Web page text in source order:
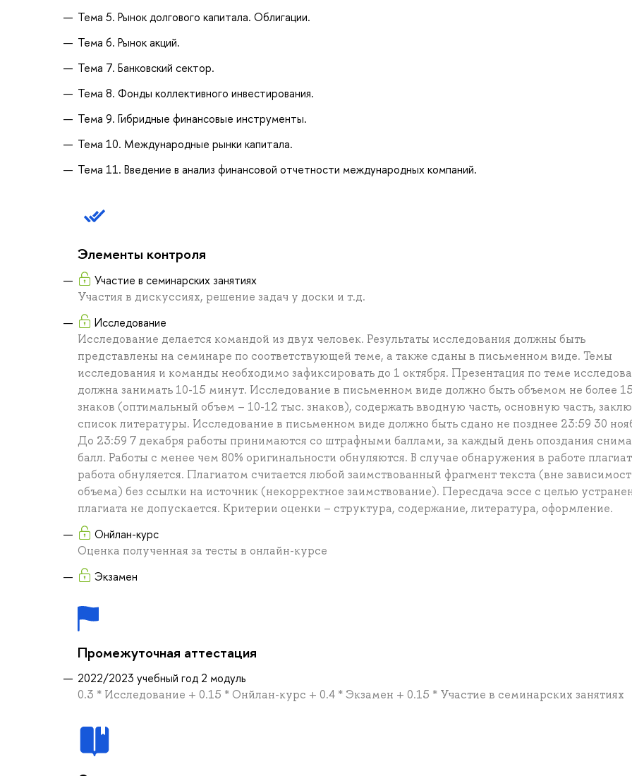
Тема 5. Рынок долгового капитала. Облигации.
Тема 6. Рынок акций.
Тема 7. Банковский сектор.
Тема 8. Фонды коллективного инвестирования.
Тема 9. Гибридные финансовые инструменты.
Тема 10. Международные рынки капитала.
Тема 11. Введение в анализ финансовой отчетности международных компаний.
Элементы контроля
Участие в семинарских занятиях
Участия в дискуссиях, решение задач у доски и т.д.
Исследование
Исследование делается командой из двух человек. Результаты исследования должны быть
представлены на семинаре по соответствующей теме, а также сданы в письменном виде. Темы
исследования и команды необходимо зафиксировать до 1 октября. Презентация по теме
должна занимать 10-15 минут. Исследование в письменном виде должно быть объемом не более
знаков (оптимальный объем – 10-12 тыс. знаков), содержать вводную часть, основную часть,
список литературы. Исследование в письменном виде должно быть сдано не позднее 23:59 30
До 23:59 7 декабря работы принимаются со штрафными баллами, за каждый день опоздания
балл. Работы с менее чем 80% оригинальности обнуляются. В случае обнаружения в работе
работа обнуляется. Плагиатом считается любой заимствованный фрагмент текста (вне
объема) без ссылки на источник (некорректное заимствование). Пересдача эссе с целью
плагиата не допускается. Критерии оценки – структура, содержание, литература, оформление.
Онйлан-курс
Оценка полученная за тесты в онлайн-курсе
Экзамен
Промежуточная аттестация
2022/2023 учебный год 2 модуль
0.3 * Исследование + 0.15 * Онйлан-курс + 0.4 * Экзамен + 0.15 * Участие в семинарских занятиях